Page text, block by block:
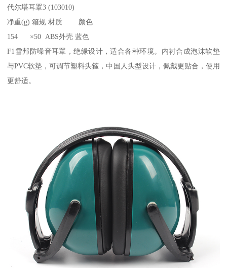
代尔塔耳罩3 (103010)
净重(g) 箱规 材质 颜色
154 ×50 ABS外壳 蓝色
F1雪邦防噪音耳罩，绝缘设计，适合各种环境。内衬合成泡沫软垫
与PVC软垫，可调节塑料头箍，中国人头型设计，佩戴更贴合，使用
更舒适。